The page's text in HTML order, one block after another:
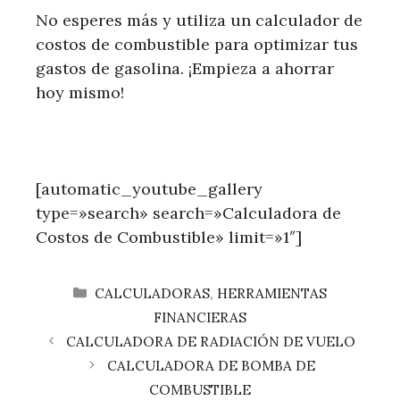
No esperes más y utiliza un calculador de
costos de combustible para optimizar tus
gastos de gasolina. ¡Empieza a ahorrar
hoy mismo!
[automatic_youtube_gallery
type=»search» search=»Calculadora de
Costos de Combustible» limit=»1″]
CATEGORÍAS
CALCULADORAS, HERRAMIENTAS
FINANCIERAS
CALCULADORA DE RADIACIÓN DE VUELO
CALCULADORA DE BOMBA DE
COMBUSTIBLE